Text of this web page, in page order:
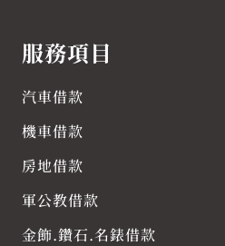
服務項目
汽車借款
機車借款
房地借款
軍公教借款
金飾.鑽石.名錶借款